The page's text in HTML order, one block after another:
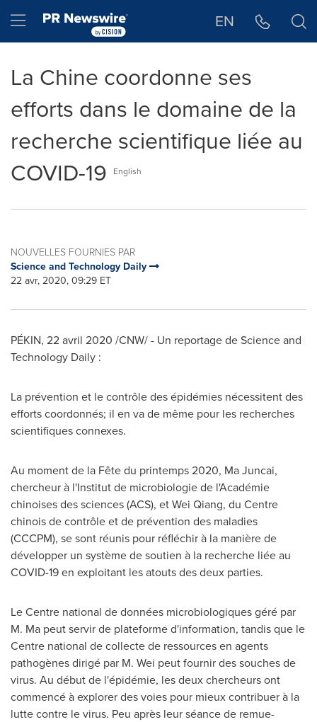
Hamburger menu EN
La Chine coordonne ses
efforts dans le domaine de la
recherche scientifique liée au
COVID-19
English
NOUVELLES FOURNIES PAR
Science and Technology Daily
22 avr, 2020, 09:29 ET
PÉKIN, 22 avril 2020 /CNW/ - Un reportage de Science and
Technology Daily :
La prévention et le contrôle des épidémies nécessitent des
efforts coordonnés; il en va de même pour les recherches
scientifiques connexes.
Au moment de la Fête du printemps 2020, Ma Juncai,
chercheur à l'Institut de microbiologie de l'Académie
chinoises des sciences (ACS), et Wei Qiang, du Centre
chinois de contrôle et de prévention des maladies
(CCCPM), se sont réunis pour réfléchir à la manière de
développer un système de soutien à la recherche liée au
COVID-19 en exploitant les atouts des deux parties.
Le Centre national de données microbiologiques géré par
M. Ma peut servir de plateforme d'information, tandis que le
Centre national de collecte de ressources en agents
pathogènes dirigé par M. Wei peut fournir des souches de
virus. Au début de l'épidémie, les deux chercheurs ont
commencé à explorer des voies pour mieux contribuer à la
lutte contre le virus. Peu après leur séance de remue-